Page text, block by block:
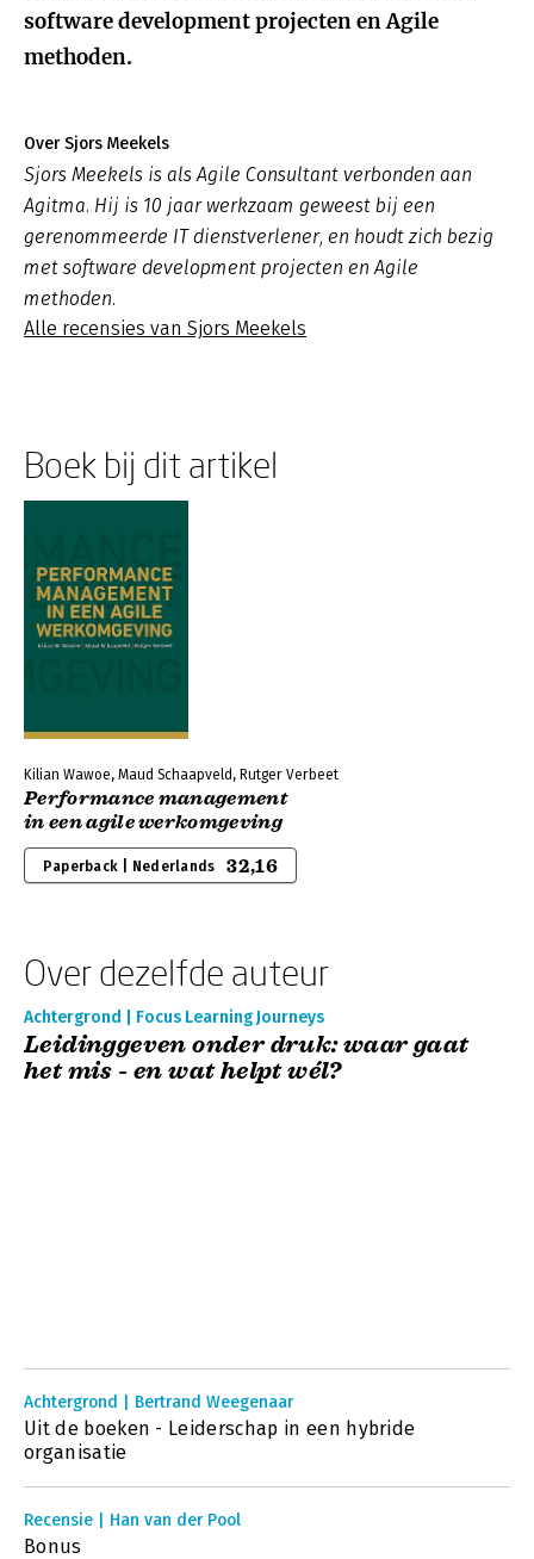
software development projecten en Agile
methoden.
Over Sjors Meekels
Sjors Meekels is als Agile Consultant verbonden aan
Agitma. Hij is 10 jaar werkzaam geweest bij een
gerenommeerde IT dienstverlener, en houdt zich bezig
met software development projecten en Agile
methoden.
Alle recensies van Sjors Meekels
Boek bij dit artikel
Kilian Wawoe, Maud Schaapveld, Rutger Verbeet
Performance management
in een agile werkomgeving
Paperback | Nederlands 32,16
Over dezelfde auteur
Achtergrond | Focus Learning Journeys
Leidinggeven onder druk: waar gaat
het mis - en wat helpt wél?
Achtergrond | Bertrand Weegenaar
Uit de boeken - Leiderschap in een hybride
organisatie
Recensie | Han van der Pool
Bonus